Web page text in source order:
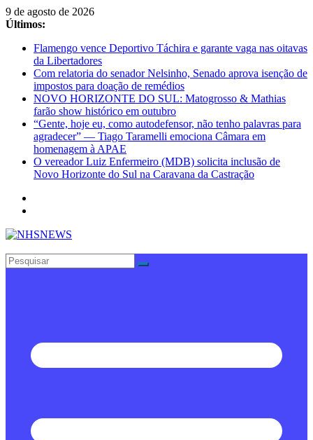
Pular
para
conteúdo
9 de agosto de 2026
Últimos:
Flamengo vence Deportivo Táchira e garante vaga nas oitavas
da Libertadores
Com relatoria do senador Nelsinho, Senado aprova isenção de
impostos para doação de remédios
NOVO HORIZONTE DO SUL: Matogrosso & Mathias
farão show histórico em outubro
“Gente, hoje eu, como autodefensor, não tenho palavras para
agradecer” — Tiago Taramelli emociona Câmara em
homenagem à APAE
O vereador Luiz Enfermeiro (MDB) solicita inclusão de
Novo Horizonte do Sul na Caravana da Castração